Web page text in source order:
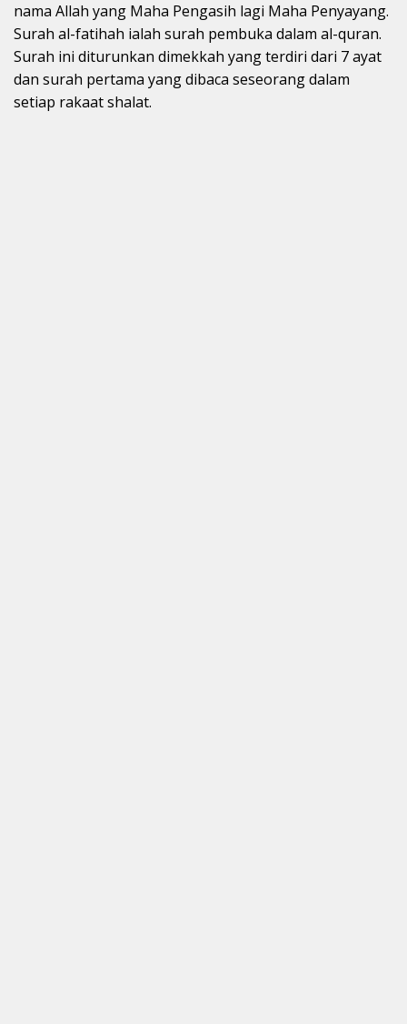
nama Allah yang Maha Pengasih lagi Maha Penyayang.
Surah al-fatihah ialah surah pembuka dalam al-quran.
Surah ini diturunkan dimekkah yang terdiri dari 7 ayat
dan surah pertama yang dibaca seseorang dalam
setiap rakaat shalat.